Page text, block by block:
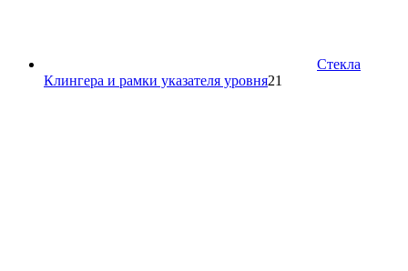
Стекла
Клингера и рамки указателя уровня21